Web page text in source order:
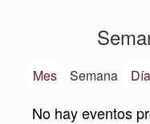
Mes Semana Día
No hay eventos